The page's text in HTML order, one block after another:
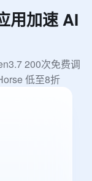
用加速AI
200次免费调
低至8折